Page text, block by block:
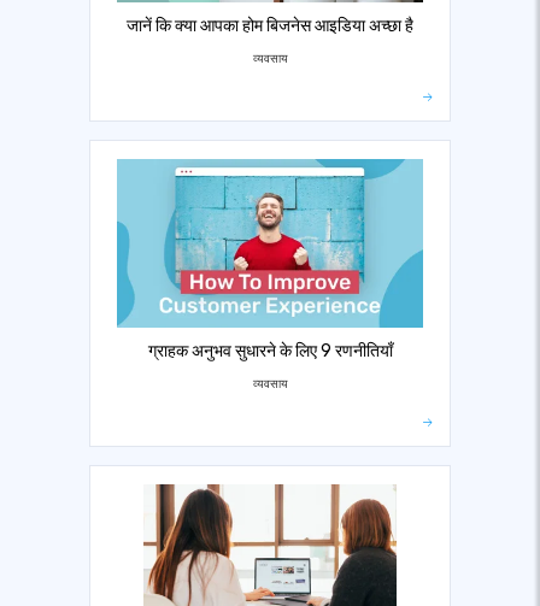
जानें कि क्या आपका होम बिजनेस आइडिया अच्छा है
व्यवसाय
ग्राहक अनुभव सुधारने के लिए 9 रणनीतियाँ
व्यवसाय